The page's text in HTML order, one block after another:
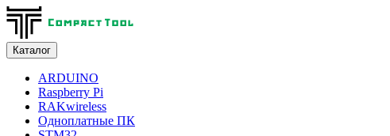
Каталог
ARDUINO
Raspberry Pi
RAKwireless
Одноплатные ПК